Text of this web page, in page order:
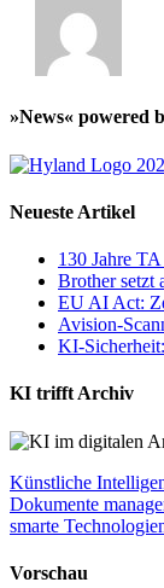
»News« powered
Neueste Artikel
130 Jahre
Brother setzt
EU AI Act:
Avision-
KI-
KI trifft Archiv
Künstliche
Dokumente
smarte
Vorschau